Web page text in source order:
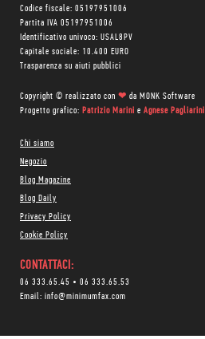
Codice fiscale: 05197951006
Partita IVA 05197951006
Identificativo univoco: USAL8PV
Capitale sociale: 10.400 EURO
Trasparenza su aiuti pubblici
Copyright © realizzato con ❤ da MONK Software
Progetto grafico: Patrizio Marini e Agnese Pagliarini
Chi siamo
Negozio
Blog Magazine
Blog Daily
Privacy Policy
Cookie Policy
CONTATTACI:
06 333.65.45 • 06 333.65.53
Email: info@minimumfax.com